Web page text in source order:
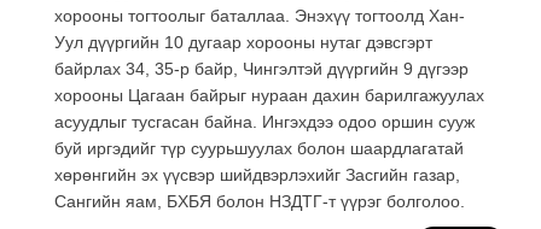
хорооны тогтоолыг баталлаа. Энэхүү тогтоолд Хан-
Уул дүүргийн 10 дугаар хорооны нутаг дэвсгэрт
байрлах 34, 35-р байр, Чингэлтэй дүүргийн 9 дүгээр
хорооны Цагаан байрыг нураан дахин барилгажуулах
асуудлыг тусгасан байна. Ингэхдээ одоо оршин сууж
буй иргэдийг түр суурьшуулах болон шаардлагатай
хөрөнгийн эх үүсвэр шийдвэрлэхийг Засгийн газар,
Сангийн яам, БХБЯ болон НЗДТГ-т үүрэг болголоо.